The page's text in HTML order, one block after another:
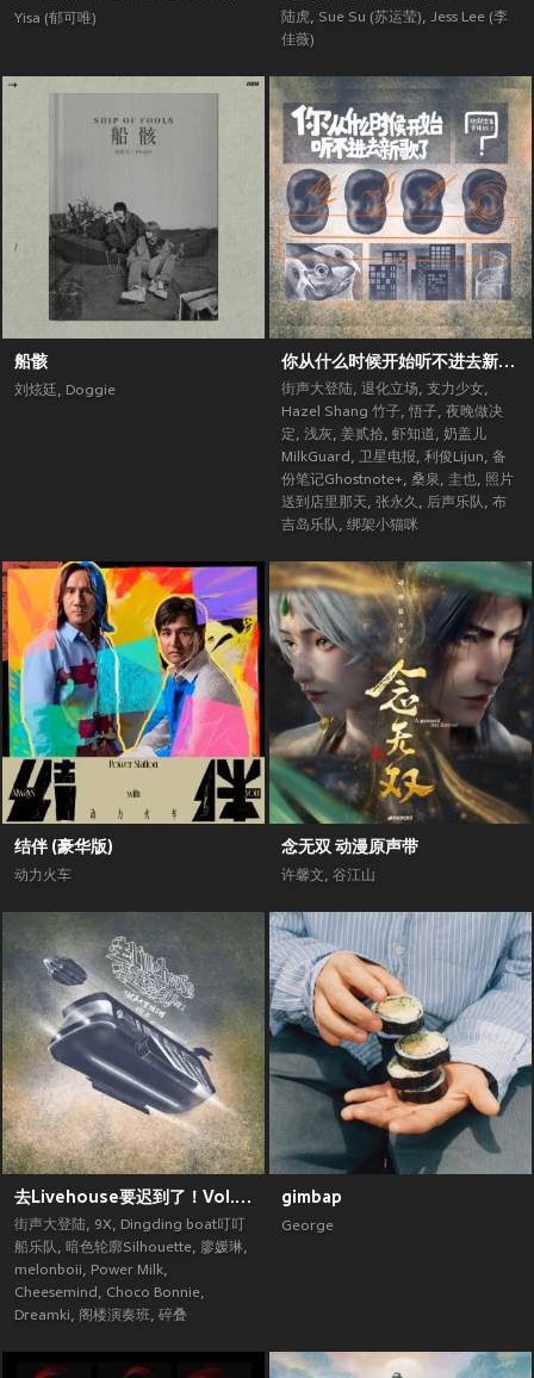
Yisa (郁可唯) 陆虎, Sue Su (苏运莹), Jess Lee (李
佳薇)
船骸
刘炫廷, Doggie
你从什么时候开始听不进去新歌了？ (街声大登陆合辑Vol.5)
街声大登陆, 退化立场, 支力少女,
Hazel Shang 竹子, 悟子, 夜晚做决
定, 浅灰, 姜贰拾, 虾知道, 奶盖儿
MilkGuard, 卫星电报, 利俊Lijun, 备
份笔记Ghostnote+, 桑泉, 圭也, 照片
送到店里那天, 张永久, 后声乐队, 布
吉岛乐队, 绑架小猫咪
结伴 (豪华版)
动力火车
念无双 动漫原声带
许馨文, 谷江山
去Livehouse要迟到了！Vol.2 (街声大登陆合辑Vol.5)
街声大登陆, 9X, Dingding boat叮叮
船乐队, 暗色轮廓Silhouette, 廖媛琳,
melonboii, Power Milk,
Cheesemind, Choco Bonnie,
Dreamki, 阁楼演奏班, 碎叠
gimbap
George